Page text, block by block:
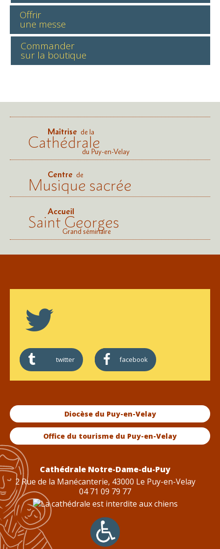
Offrir
une messe
Commander
sur la boutique
Maîtrise de la
Cathédraledu Puy-en-Velay
Centre de
Musique sacrée
Accueil
Saint Georges
Grand séminaire
twitter facebook
Diocèse du Puy-en-Velay
Office du tourisme du Puy-en-Velay
Cathédrale Notre-Dame-du-Puy
2 Rue de la Manécanterie, 43000 Le Puy-en-Velay
04 71 09 79 77